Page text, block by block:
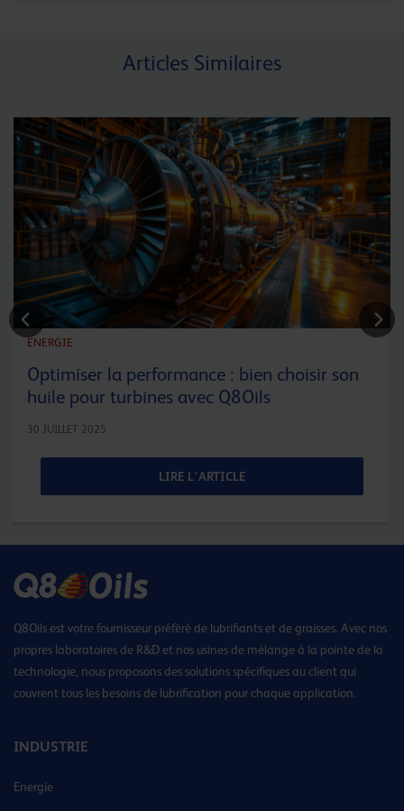
Articles Similaires
ENERGIE
Optimiser la performance : bien choisir son
huile pour turbines avec Q8Oils
30 JUILLET 2025
LIRE L'ARTICLE
Q8Oils est votre fournisseur préféré de lubrifiants et de graisses. Avec nos
propres laboratoires de R&D et nos usines de mélange à la pointe de la
technologie, nous proposons des solutions spécifiques au client qui
couvrent tous les besoins de lubrification pour chaque application.
INDUSTRIE
Energie